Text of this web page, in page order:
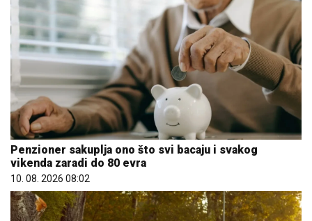
Penzioner sakuplja ono što svi bacaju i svakog
vikenda zaradi do 80 evra
10. 08. 2026 08:02